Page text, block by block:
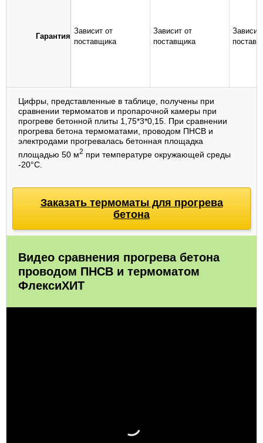
Гарантия
Зависит от
поставщика
Зависит от
поставщика
Зависит
Цифры, представленные в таблице, получены при
сравнении термоматов и пропарочной камеры при
прогреве бетонной плиты 1,75*3*0,15. При сравнении
прогрева бетона термоматами, проводом ПНСВ и
электродами прогревалась бетонная площадка
площадью 50 м2 при температуре окружающей среды
-20°С.
Заказать термоматы для прогрева
бетона
Видео сравнения прогрева бетона
проводом ПНСВ и термоматом
ФлексиХИТ